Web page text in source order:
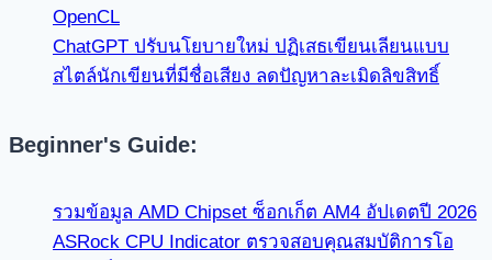
OpenCL
ChatGPT ปรับนโยบายใหม่ ปฏิเสธเขียนเลียนแบบ
สไตล์นักเขียนที่มีชื่อเสียง ลดปัญหาละเมิดลิขสิทธิ์
Beginner's Guide:
รวมข้อมูล AMD Chipset ซ็อกเก็ต AM4 อัปเดตปี 2026
ASRock CPU Indicator ตรวจสอบคุณสมบัติการโอ